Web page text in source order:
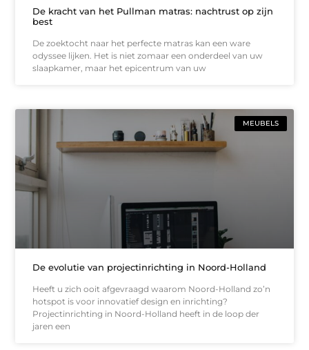
De kracht van het Pullman matras: nachtrust op zijn
best
De zoektocht naar het perfecte matras kan een ware
odyssee lijken. Het is niet zomaar een onderdeel van uw
slaapkamer, maar het epicentrum van uw
MEUBELS
De evolutie van projectinrichting in Noord-Holland
Heeft u zich ooit afgevraagd waarom Noord-Holland zo’n
hotspot is voor innovatief design en inrichting?
Projectinrichting in Noord-Holland heeft in de loop der
jaren een